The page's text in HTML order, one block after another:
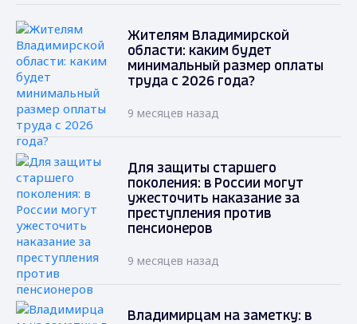
Жителям Владимирской
области: каким будет
минимальный размер оплаты
труда с 2026 года?
9 месяцев назад
Для защиты старшего
поколения: в России могут
ужесточить наказание за
преступления против
пенсионеров
9 месяцев назад
Владимирцам на заметку: в